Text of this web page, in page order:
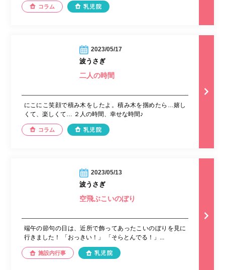
コラム 乳児院
2023/05/17
波うさぎ
二人の時間
にこにこ笑顔で積み木をしたよ。積み木を掴めたら…嬉し
くて、楽しくて… ２人の時間、幸せな時間♪
コラム 乳児院
2023/05/13
波うさぎ
空飛ぶこいのぼり
端午の節句の日は、近所で飾ってあったこいのぼりを見に
行きました！ 「おっきい！」 「そらとんでる！」...
施設内行事 乳児院